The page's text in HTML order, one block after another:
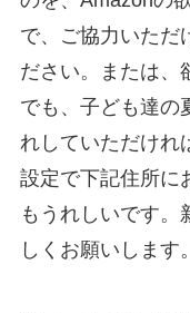
で、ご協力いただ
ださい。または、
でも、子ども達の
れしていただけれ
設定で下記住所に
もうれしいです。
しくお願いします。